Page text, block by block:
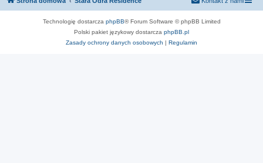
Technologię dostarcza phpBB® Forum Software © phpBB Limited
Polski pakiet językowy dostarcza phpBB.pl
Zasady ochrony danych osobowych | Regulamin